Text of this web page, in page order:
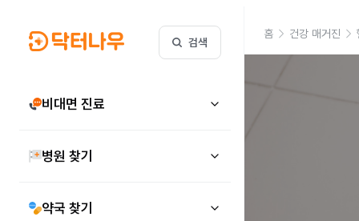
검색
비대면 진료
병원 찾기
약국 찾기
홈 건강 매거진